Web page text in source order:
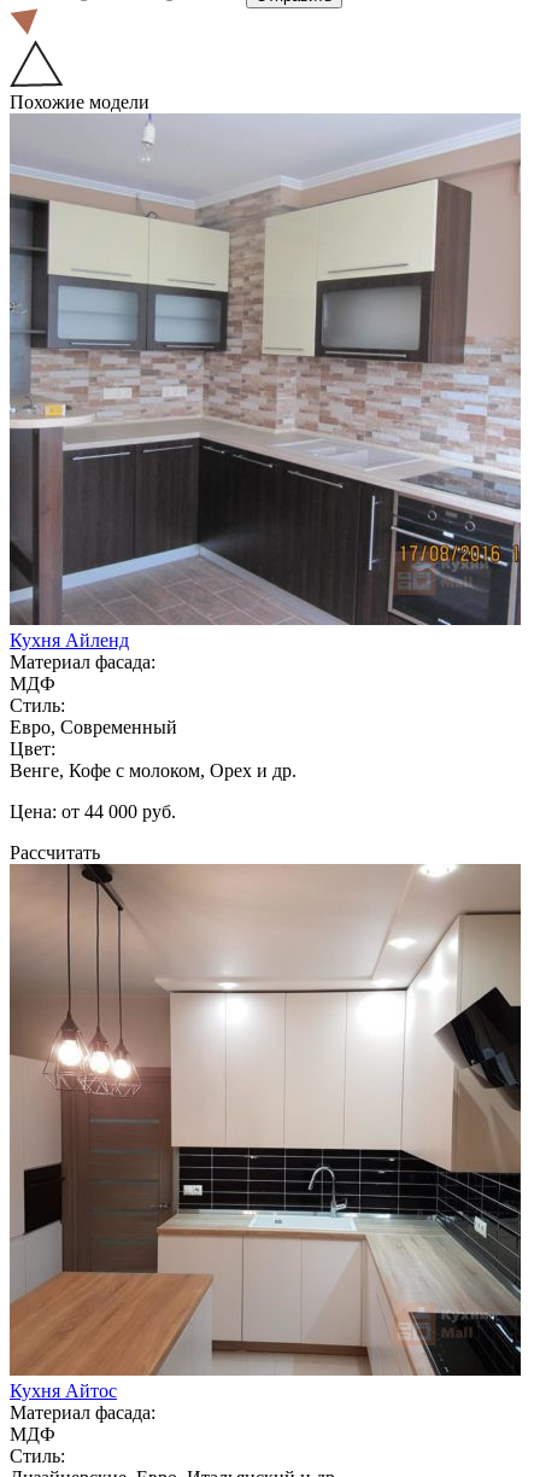
Похожие модели
Кухня Айленд
Материал фасада:
МДФ
Стиль:
Евро, Современный
Цвет:
Венге, Кофе с молоком, Орех и др.
Цена: от 44 000 руб.
Рассчитать
Кухня Айтос
Материал фасада:
МДФ
Стиль: